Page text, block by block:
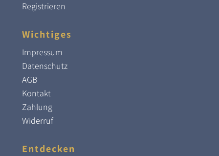
Registrieren
Wichtiges
Impressum
Datenschutz
AGB
Kontakt
Zahlung
Widerruf
Entdecken